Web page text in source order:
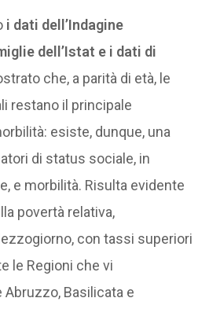
i dati dell’Indagine
dell’Istat e i dati di
che, a parità di età, le
restano il principale
esiste, dunque, una
di status sociale, in
e morbilità. Risulta evidente
povertà relativa,
con tassi superiori
le Regioni che vi
Abruzzo, Basilicata e